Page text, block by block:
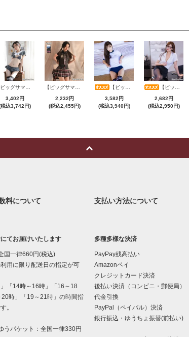
3,402円
税込3,742円)
2,232円
(税込2,455円)
【ビッグサマーセール対象品】セクシーコスプレ(SEXYCOSPLAY) 199
3,582円
(税込3,940円)
【ビッグサマーセール対象品】セクシーコスプレ(SEXYCOSPLAY) 4070
2,682円
(税込2,950円)
料について
てお届けいたします
国一律660円(税込)
用に限り配送日の指定が可
「14時～16時」「16～18
時」「19～21時」の時間指
。
うパケット：全国一律330円
支払い方法について
多種多様な決済
PayPay残高払い
Amazonペイ
クレジットカード決済
後払い決済（コンビニ・郵便局）
代金引換
PayPal（ペイパル）決済
銀行振込・ゆうちょ振替(前払い)